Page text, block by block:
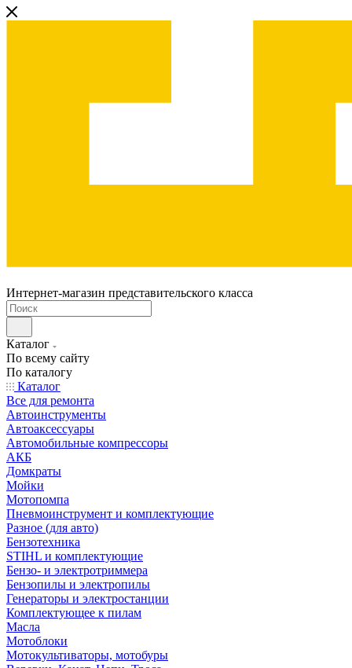
Интернет-магазин представительского класса
Каталог
По всему сайту
По каталогу
Каталог
Все для ремонта
Автоинструменты
Автоаксессуары
Автомобильные компрессоры
АКБ
Домкраты
Мойки
Мотопомпа
Пневмоинструмент и комплектующие
Разное (для авто)
Бензотехника
STIHL и комплектующие
Бензо- и электротриммера
Бензопилы и электропилы
Генераторы и электростанции
Комплектующее к пилам
Масла
Мотоблоки
Мотокультиваторы, мотобуры